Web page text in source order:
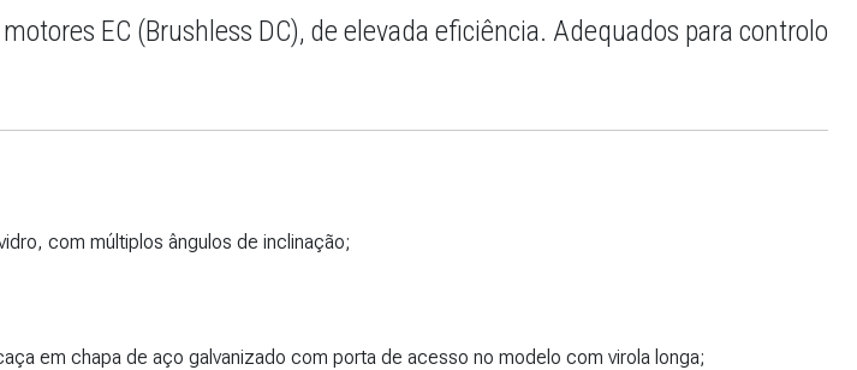
EC (Brushless DC), de elevada eficiência. Adequados para controlo
com múltiplos ângulos de inclinação;
em chapa de aço galvanizado com porta de acesso no modelo com virola longa;